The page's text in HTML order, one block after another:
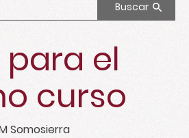
para el
curso
Somosierra